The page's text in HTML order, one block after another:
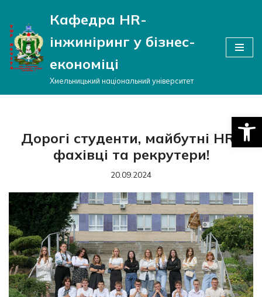
Перейти
до
вмісту
Кафедра HR-
інжиніринг у бізнес-
економіці
Хмельницький національний університет
Дорогі студенти, майбутні HR-
фахівці та рекрутери!
20.09.2024